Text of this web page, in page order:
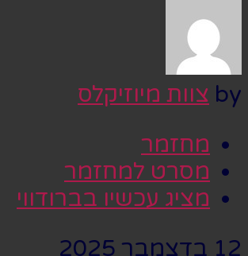
by צוות מיוזיקלס
מחזמר
מסרט למחזמר
מציג עכשיו בברודווי
12 בדצמבר 2025